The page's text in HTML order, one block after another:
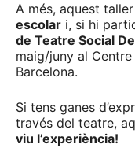
A més, aquest
escolar i, si hi
de Teatre Social
maig/juny al
Barcelona.
Si tens ganes
través del teatre,
viu l’experiència!